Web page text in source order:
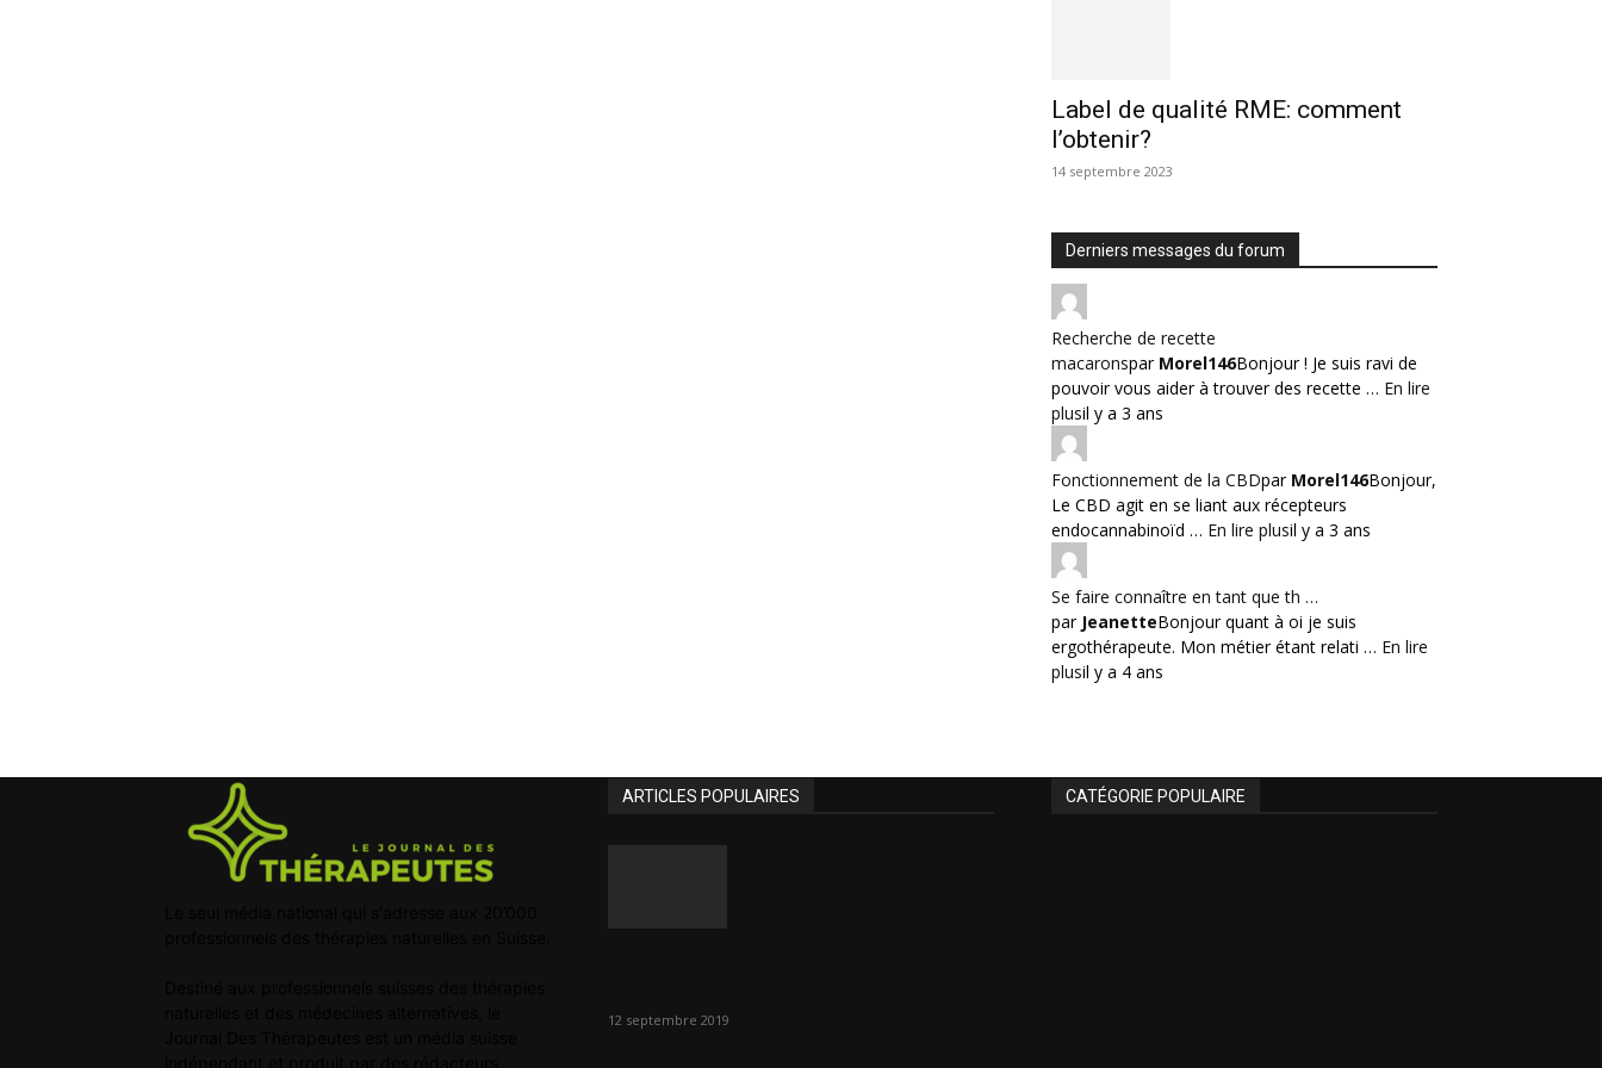
Label de qualité RME: comment
l’obtenir?
14 septembre 2023
Derniers messages du forum
Recherche de recette
macaronspar Morel146Bonjour ! Je suis ravi de
pouvoir vous aider à trouver des recette … En lire
plusil y a 3 ans
Fonctionnement de la CBDpar Morel146Bonjour,
Le CBD agit en se liant aux récepteurs
endocannabinoïd … En lire plusil y a 3 ans
Se faire connaître en tant que th …
par JeanetteBonjour quant à oi je suis
ergothérapeute. Mon métier étant relati … En lire
plusil y a 4 ans
ARTICLES POPULAIRES
12 septembre 2019
CATÉGORIE POPULAIRE